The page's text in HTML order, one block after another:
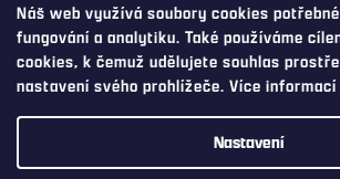
Náš web využívá soubory cookies
fungování a analytiku. Také používáme
cookies, k čemuž udělujete souhlas
nastavení svého prohlížeče. Více informací
Nastavení